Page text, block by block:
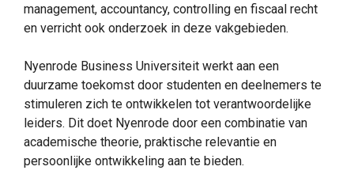
management, accountancy, controlling en fiscaal recht
en verricht ook onderzoek in deze vakgebieden.
Nyenrode Business Universiteit werkt aan een
duurzame toekomst door studenten en deelnemers te
stimuleren zich te ontwikkelen tot verantwoordelijke
leiders. Dit doet Nyenrode door een combinatie van
academische theorie, praktische relevantie en
persoonlijke ontwikkeling aan te bieden.